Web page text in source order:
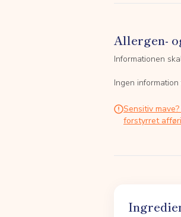
Allergen-
Informationen
Ingen
Sensitiv
forstyrret